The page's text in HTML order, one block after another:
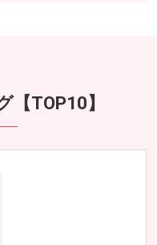
TOP10】